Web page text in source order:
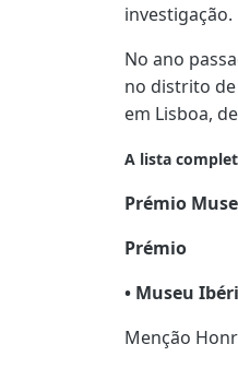
investigação.
No ano
no distrito de
em Lisboa,
A lista
Prémio
Prémio
• Museu
Menção